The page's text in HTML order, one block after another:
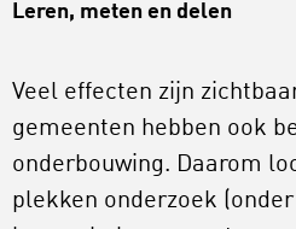
Leren, meten en delen
Veel effecten zijn
gemeenten hebben ook
onderbouwing. Daarom
plekken onderzoek